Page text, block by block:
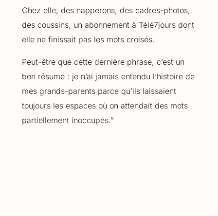
Chez elle, des napperons, des cadres-photos,
des coussins, un abonnement à Télé7jours dont
elle ne finissait pas les mots croisés.
Peut-être que cette dernière phrase, c’est un
bon résumé : je n’ai jamais entendu l’histoire de
mes grands-parents parce qu’ils laissaient
toujours les espaces où on attendait des mots
partiellement inoccupés.”